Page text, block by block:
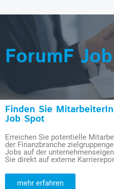
ForumF
Finden Sie
Job Spot
Erreichen Sie potentielle
der Finanzbranche
Jobs auf der
Sie direkt auf externe
mehr erfahren